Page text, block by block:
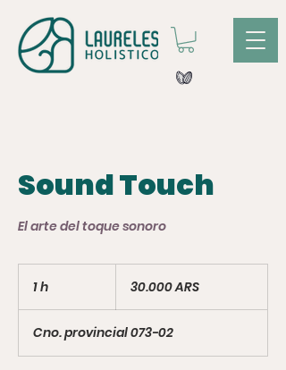
Sound Touch
El arte del toque sonoro
1 h
argentinos
30.000 ARS
Cno. provincial 073-02